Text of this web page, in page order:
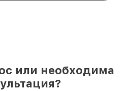
или необходима